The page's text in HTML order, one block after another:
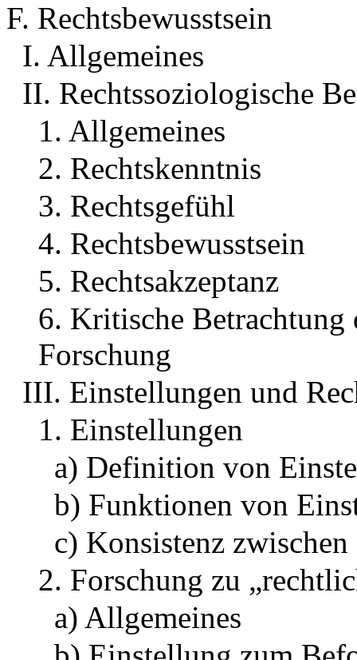
F. Rechtsbewusstsein
I. Allgemeines
II. Rechtssoziologische
1. Allgemeines
2. Rechtskenntnis
3. Rechtsgefühl
4. Rechtsbewusstsein
5. Rechtsakzeptanz
6. Kritische Betrachtung
Forschung
III. Einstellungen und
1. Einstellungen
a) Definition von
b) Funktionen von
c) Konsistenz
2. Forschung zu
a) Allgemeines